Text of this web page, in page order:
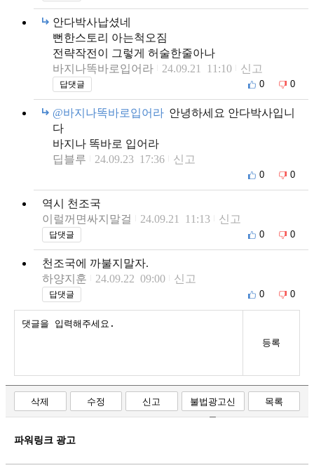
안다박사납셨네
뻔한스토리 아는척오짐
전략작전이 그렇게 허술한줄아나
바지나똑바로입어라
24.09.21 11:10 신고
답댓글 0 0
@바지나똑바로입어라 안녕하세요 안다박사입니
다
바지나 똑바로 입어라
딥블루
24.09.23 17:36 신고
0 0
역시 천조국
이럴꺼면싸지말걸
24.09.21 11:13 신고
답댓글 0 0
천조국에 까불지말자.
하양지훈
24.09.22 09:00 신고
답댓글 0 0
등록
삭제 수정 신고
불법광고신
고
목록
파워링크 광고